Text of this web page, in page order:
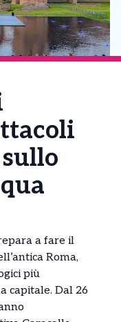
a fare il
Roma,
più
capitale. Dal 26